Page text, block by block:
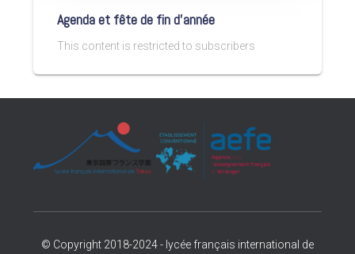
Agenda et fête de fin d’année
This content is restricted to subscribers
© Copyright 2018-2024 - lycée français international de